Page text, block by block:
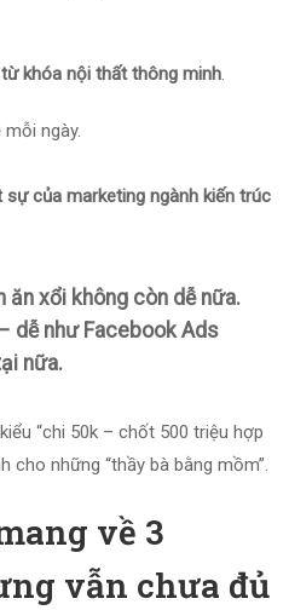
khóa nội thất thông minh.
ngày.
sự của marketing ngành kiến trúc
ăn xổi không còn dễ nữa.
dễ như Facebook Ads
nữa.
“chi 50k – chốt 500 triệu hợp
cho những “thầy bà bằng mồm”.
về 3
vẫn chưa đủ